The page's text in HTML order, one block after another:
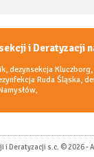
i Deratyzacji
, dezynsekcja Kluczborg,
Ruda Śląska,
,
i Deratyzacji s.c. © 2026 -